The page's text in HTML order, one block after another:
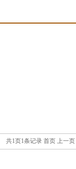
共1页1条记录 首页 上一页